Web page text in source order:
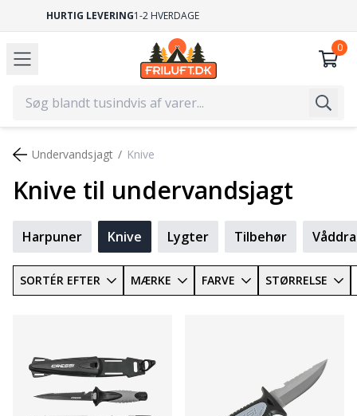
GRATIS FRAGTVED KØB OVER 499,-
Harpuner Knive Lygter Tilbehør
Undervandsjagt Knive
Knive til undervandsjagt
SORTÉR EFTER MÆRKE FARVE STØRRELSE